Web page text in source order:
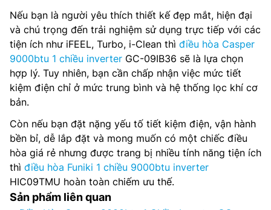
Nếu bạn là người yêu thích thiết kế đẹp mắt, hiện đại
và chú trọng đến trải nghiệm sử dụng trực tiếp với các
tiện ích như iFEEL, Turbo, i-Clean thì điều hòa Casper
9000btu 1 chiều inverter GC-09IB36 sẽ là lựa chọn
hợp lý. Tuy nhiên, bạn cần chấp nhận việc mức tiết
kiệm điện chỉ ở mức trung bình và hệ thống lọc khí cơ
bản.
Còn nếu bạn đặt nặng yếu tố tiết kiệm điện, vận hành
bền bỉ, dễ lắp đặt và mong muốn có một chiếc điều
hòa giá rẻ nhưng được trang bị nhiều tính năng tiện ích
thì điều hòa Funiki 1 chiều 9000btu inverter
HIC09TMU hoàn toàn chiếm ưu thế.
Sản phẩm liên quan